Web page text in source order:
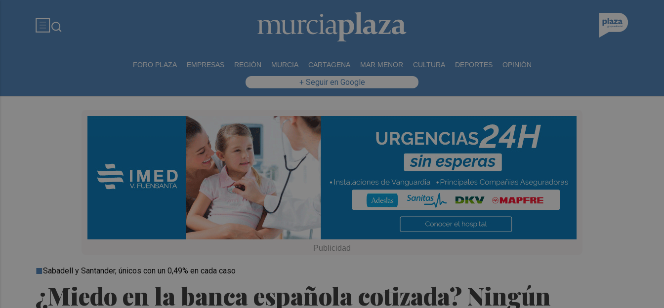
FORO PLAZA EMPRESAS REGIÓN MURCIA CARTAGENA MAR MENOR CULTURA DEPORTES OPINIÓN
+ Seguir en Google
¿Miedo en la banca española cotizada? Ningún
Sabadell y Santander, únicos con un 0,49% en cada caso